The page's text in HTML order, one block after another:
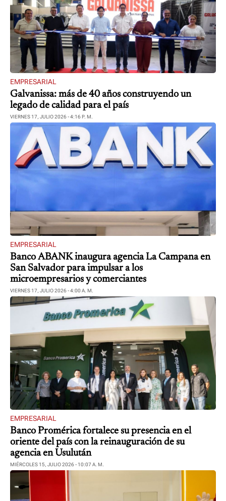
EMPRESARIAL
Galvanissa: más de 40 años construyendo un
legado de calidad para el país
VIERNES 17, JULIO 2026 - 4:16 P. M.
EMPRESARIAL
Banco ABANK inaugura agencia La Campana en
San Salvador para impulsar a los
microempresarios y comerciantes
VIERNES 17, JULIO 2026 - 4:00 A. M.
EMPRESARIAL
Banco Promérica fortalece su presencia en el
oriente del país con la reinauguración de su
agencia en Usulután
MIÉRCOLES 15, JULIO 2026 - 10:07 A. M.